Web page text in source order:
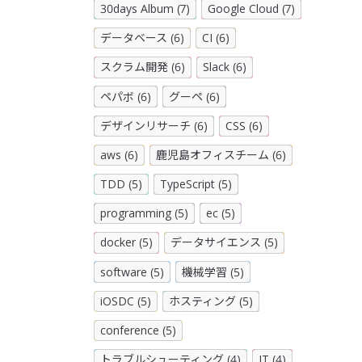
30days Album (7)
Google Cloud (7)
データベース (6)
CI (6)
スクラム開発 (6)
Slack (6)
ペパボ (6)
グーペ (6)
デザインリサーチ (6)
CSS (6)
aws (6)
鹿児島オフィスチーム (6)
TDD (5)
TypeScript (5)
programming (5)
ec (5)
docker (5)
データサイエンス (5)
software (5)
機械学習 (5)
iOSDC (5)
ホスティング (5)
conference (5)